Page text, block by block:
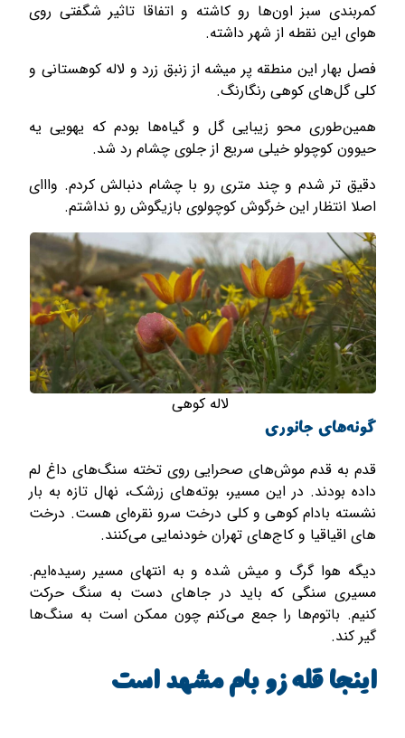
کمربندی سبز اون‌ها رو کاشته و اتفاقا تاثیر شگفتی روی
هوای این نقطه از شهر داشته.
فصل بهار این منطقه پر میشه از زنبق زرد و لاله کوهستانی و
کلی گل­‌های کوهی رنگارنگ.
همین‌طوری محو زیبایی گل و گیاه­‌ها بودم که یهویی یه
حیوون کوچولو خیلی سریع از جلوی چشام رد شد.
دقیق تر شدم و چند متری رو با چشام دنبالش کردم. وااای
اصلا انتظار این خرگوش کوچولوی بازیگوش رو نداشتم.
لاله کوهی
گونه‌های جانوری
قدم به قدم موش­‌های صحرایی روی تخته سنگ­‌های داغ لم
داده بودند. در این مسیر، بوته‌­­های زرشک، نهال تازه به بار
نشسته بادام کوهی و کلی درخت سرو نقره‌­ای هست. درخت­‌
های اقیاقیا و کاج­‌های تهران خودنمایی می­‌کنند.
دیگه هوا گرگ و میش شده و به انتهای مسیر رسیده‌ایم.
مسیری سنگی که باید در جاهای دست به سنگ حرکت
کنیم. باتوم‌­ها را جمع می‌کنم چون ممکن است به سنگ‌ها
گیر کند.
اینجا قله زو بام مشهد است